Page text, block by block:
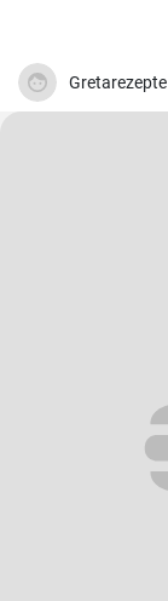
Gretarezepte